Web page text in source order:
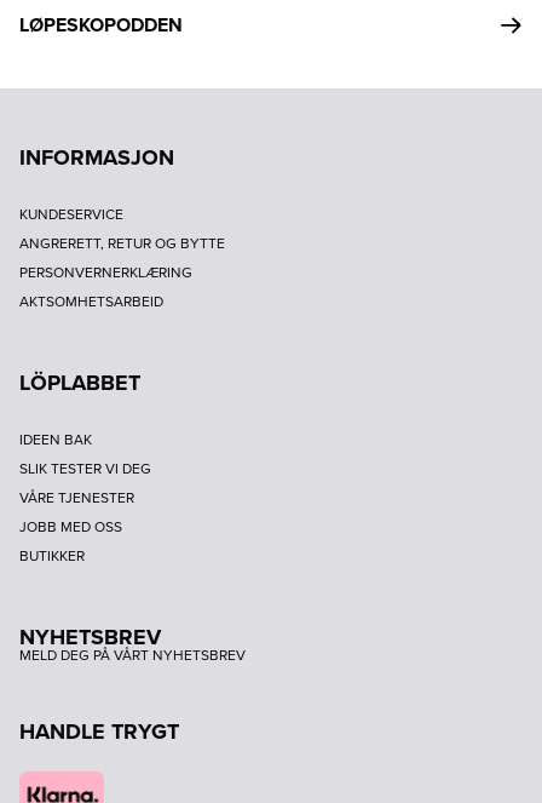
LØPESKOPODDEN
INFORMASJON
KUNDESERVICE
ANGRERETT, RETUR OG BYTTE
PERSONVERNERKLÆRING
AKTSOMHETSARBEID
LÖPLABBET
IDEEN BAK
SLIK TESTER VI DEG
VÅRE TJENESTER
JOBB MED OSS
BUTIKKER
NYHETSBREV
MELD DEG PÅ VÅRT NYHETSBREV
HANDLE TRYGT